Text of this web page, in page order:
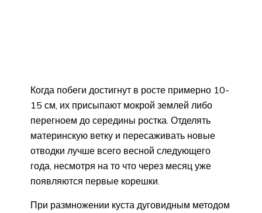
Когда побеги достигнут в росте примерно 10-
15 см, их присыпают мокрой землей либо
перегноем до середины ростка. Отделять
материнскую ветку и пересаживать новые
отводки лучше всего весной следующего
года, несмотря на то что через месяц уже
появляются первые корешки.
При размножении куста дуговидным методом